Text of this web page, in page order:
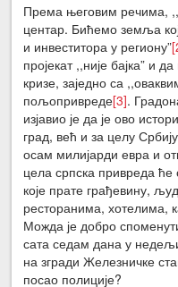
Према његовим речима,
центар. Бићемо земља
и инвеститора у региону”
пројекат ,,није бајка” и
кризе, заједно са
пољопривреде[3].
изјавио је да је ово
град, већ и за целу Србију
осам милијарди евра и
цела српска привреда
које прате грађевину,
ресторанима, хотелима,
Можда је добро
сата седам дана у
на згради Железничке
посао полиције?